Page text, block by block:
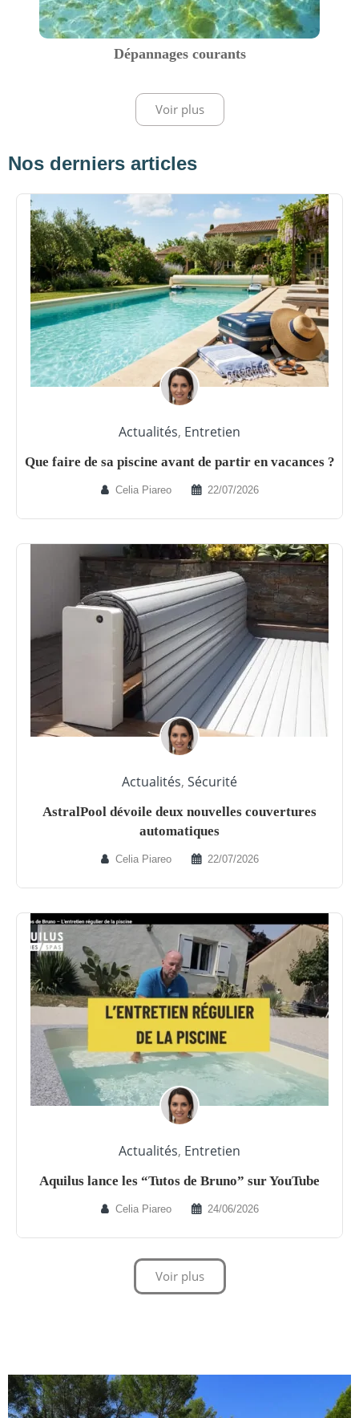
Dépannages courants
Voir plus
Nos derniers articles
Actualités, Entretien
Que faire de sa piscine avant de partir en vacances ?
Celia Piareo 22/07/2026
Actualités, Sécurité
AstralPool dévoile deux nouvelles couvertures
automatiques
Celia Piareo 22/07/2026
Actualités, Entretien
Aquilus lance les “Tutos de Bruno” sur YouTube
Celia Piareo 24/06/2026
Voir plus